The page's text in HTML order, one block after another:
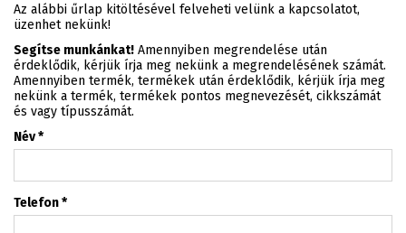
Az alábbi űrlap kitöltésével felveheti velünk a kapcsolatot,
üzenhet nekünk!
Segítse munkánkat! Amennyiben megrendelése után
érdeklődik, kérjük írja meg nekünk a megrendelésének számát.
Amennyiben termék, termékek után érdeklődik, kérjük írja meg
nekünk a termék, termékek pontos megnevezését, cikkszámát
és vagy típusszámát.
Név*
Telefon*